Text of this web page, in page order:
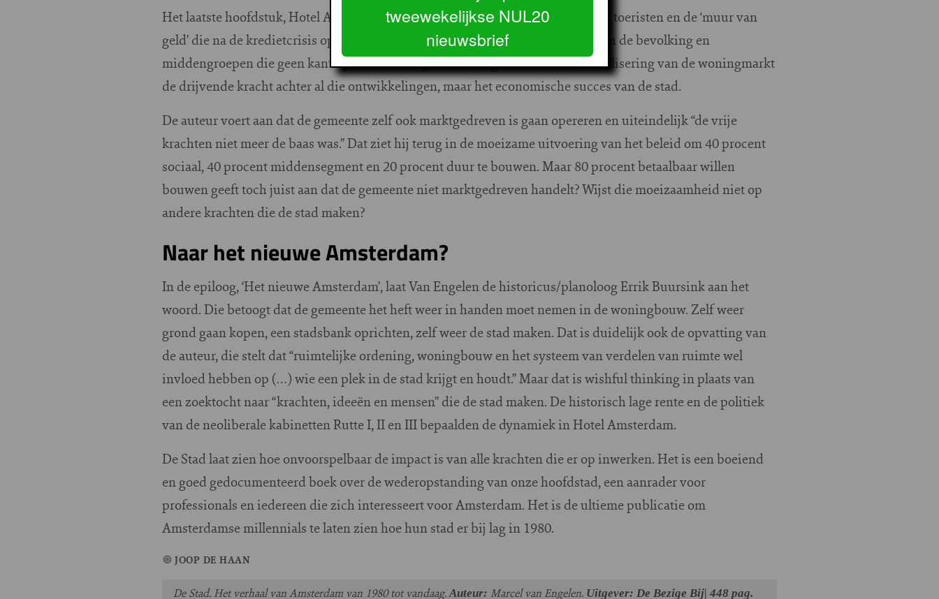
Het laatste hoofdstuk, Hotel Amsterdam, gaat over de toevloed aan inwoners en toeristen en de ‘muur van
geld’ die na de kredietcrisis op de stad afkwam. Over de internationalisering van de bevolking en
middengroepen die geen kant op kunnen. Volgens Van Engelen is niet de liberalisering van de woningmarkt
de drijvende kracht achter al die ontwikkelingen, maar het economische succes van de stad.
De auteur voert aan dat de gemeente zelf ook marktgedreven is gaan opereren en uiteindelijk “de vrije
krachten niet meer de baas was.” Dat ziet hij terug in de moeizame uitvoering van het beleid om 40 procent
sociaal, 40 procent middensegment en 20 procent duur te bouwen. Maar 80 procent betaalbaar willen
bouwen geeft toch juist aan dat de gemeente niet marktgedreven handelt? Wijst die moeizaamheid niet op
andere krachten die de stad maken?
Naar het nieuwe Amsterdam?
In de epiloog, ‘Het nieuwe Amsterdam’, laat Van Engelen de historicus/planoloog Errik Buursink aan het
woord. Die betoogt dat de gemeente het heft weer in handen moet nemen in de woningbouw. Zelf weer
grond gaan kopen, een stadsbank oprichten, zelf weer de stad maken. Dat is duidelijk ook de opvatting van
de auteur, die stelt dat “ruimtelijke ordening, woningbouw en het systeem van verdelen van ruimte wel
invloed hebben op (…) wie een plek in de stad krijgt en houdt.” Maar dat is wishful thinking in plaats van
een zoektocht naar “krachten, ideeën en mensen” die de stad maken. De historisch lage rente en de politiek
van de neoliberale kabinetten Rutte I, II en III bepaalden de dynamiek in Hotel Amsterdam.
De Stad laat zien hoe onvoorspelbaar de impact is van alle krachten die er op inwerken. Het is een boeiend
en goed gedocumenteerd boek over de wederopstanding van onze hoofdstad, een aanrader voor
professionals en iedereen die zich interesseert voor Amsterdam. Het is de ultieme publicatie om
Amsterdamse millennials te laten zien hoe hun stad er bij lag in 1980.
JOOP DE HAAN
De Stad. Het verhaal van Amsterdam van 1980 tot vandaag.Auteur: Marcel van Engelen. Uitgever: De Bezige Bij| 448 pag.
tweewekelijkse NUL20
nieuwsbrief